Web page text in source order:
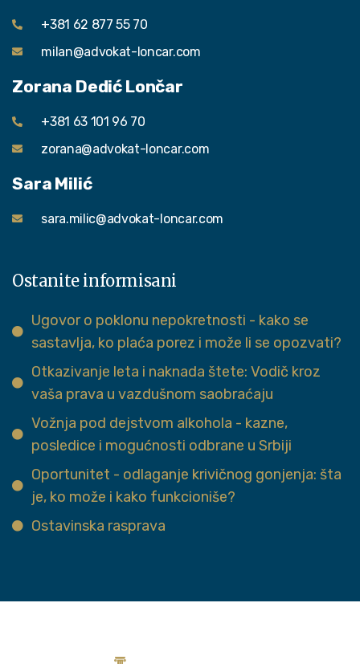
+381 62 877 55 70
milan@advokat-loncar.com
Zorana Dedić Lončar
+381 63 101 96 70
zorana@advokat-loncar.com
Sara Milić
sara.milic@advokat-loncar.com
Ostanite informisani
Ugovor o poklonu nepokretnosti - kako se
sastavlja, ko plaća porez i može li se opozvati?
Otkazivanje leta i naknada štete: Vodič kroz
vaša prava u vazdušnom saobraćaju
Vožnja pod dejstvom alkohola - kazne,
posledice i mogućnosti odbrane u Srbiji
Oportunitet - odlaganje krivičnog gonjenja: šta
je, ko može i kako funkcioniše?
Ostavinska rasprava